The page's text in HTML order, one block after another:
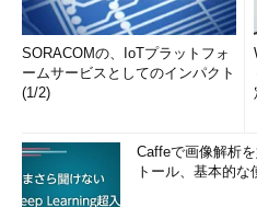
SORACOMの、IoTプラットフォ
ームサービスとしてのインパクト
(1/2)
Caffeで画像解析
トール、基本的な